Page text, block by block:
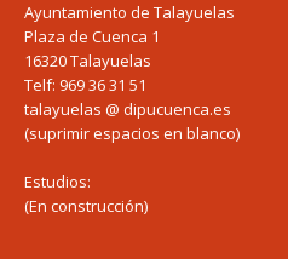
Ayuntamiento de Talayuelas
Plaza de Cuenca 1
16320 Talayuelas
Telf: 969 36 31 51
talayuelas @ dipucuenca.es
(suprimir espacios en blanco)
Estudios:
(En construcción)